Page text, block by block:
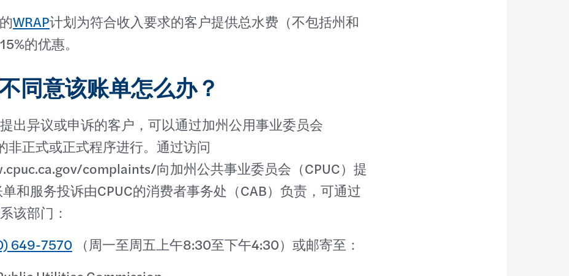
WRAP计划为符合收入要求的客户提供总水费（不包括州和
的优惠。
同意该账单怎么办？
出异议或申诉的客户，可以通过加州公用事业委员会
非正式或正式程序进行。通过访问
complaints/向加州公共事业委员会（CPUC）提
和服务投诉由CPUC的消费者事务处（CAB）负责，可通过
该部门：
649-7570 （周一至周五上午8:30至下午4:30）或邮寄至：